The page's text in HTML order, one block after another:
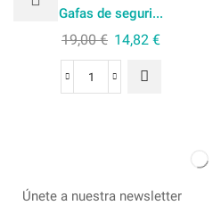
Gafas de seguri...
19,00€ 14,82 €
Únete a nuestra newsletter